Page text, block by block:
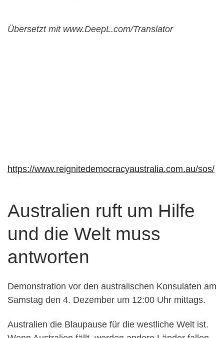
Übersetzt mit www.DeepL.com/Translator
https://www.reignitedemocracyaustralia.com.au/sos/
Australien ruft um Hilfe
und die Welt muss
antworten
Demonstration vor den australischen Konsulaten am
Samstag den 4. Dezember um 12:00 Uhr mittags.
Australien die Blaupause für die westliche Welt ist.